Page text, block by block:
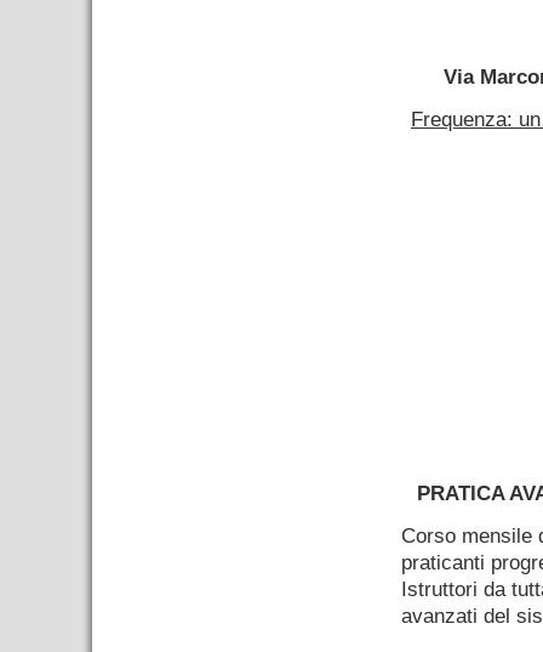
Via
Frequenza:
PRATICA
Corso mensile
praticanti
Istruttori da
avanzati del